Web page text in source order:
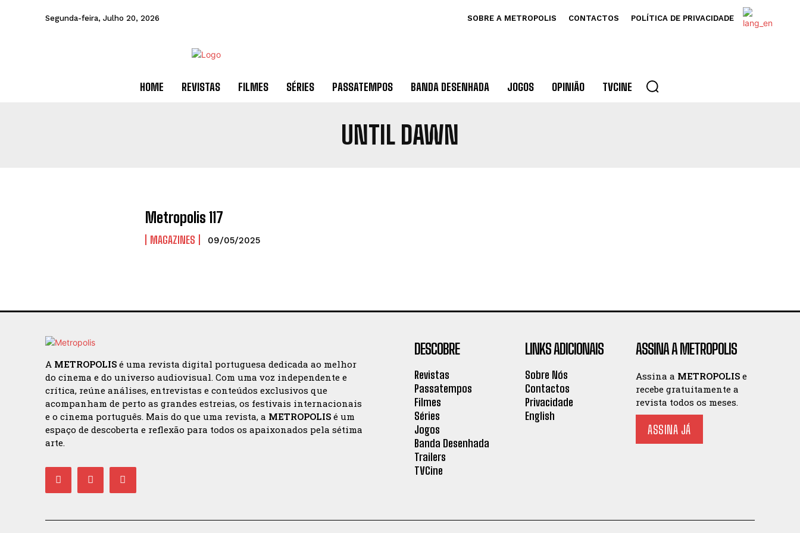
Segunda-feira, Julho 20, 2026 SOBRE A METROPOLIS CONTACTOS POLÍTICA DE PRIVACIDADE
HOME REVISTAS FILMES SÉRIES PASSATEMPOS BANDA DESENHADA JOGOS OPINIÃO TVCINE
UNTIL DAWN
Metropolis 117
MAGAZINES 09/05/2025
A METROPOLIS é uma revista digital portuguesa dedicada ao melhor
do cinema e do universo audiovisual. Com uma voz independente e
crítica, reúne análises, entrevistas e conteúdos exclusivos que
acompanham de perto as grandes estreias, os festivais internacionais
e o cinema português. Mais do que uma revista, a METROPOLIS é um
espaço de descoberta e reflexão para todos os apaixonados pela sétima
arte.
DESCOBRE
Revistas
Passatempos
Filmes
Séries
Jogos
Banda Desenhada
Trailers
TVCine
LINKS ADICIONAIS
Sobre Nós
Contactos
Privacidade
English
ASSINA A METROPOLIS
Assina a METROPOLIS e
recebe gratuitamente a
revista todos os meses.
ASSINA JÁ